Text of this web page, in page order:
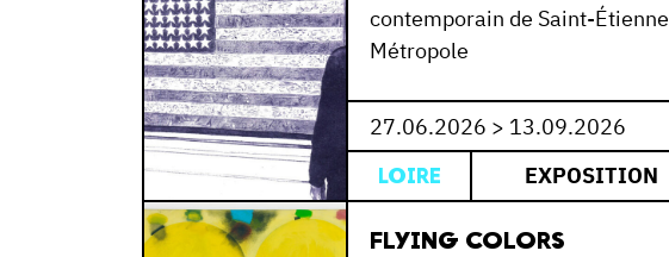
contemporain de Saint-Étienne
Métropole
27.06.2026 > 13.09.2026
LOIRE EXPOSITION
FLYING COLORS